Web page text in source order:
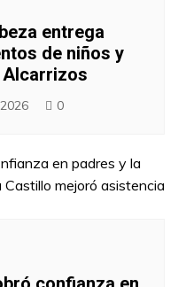
entrega
de niños y
0